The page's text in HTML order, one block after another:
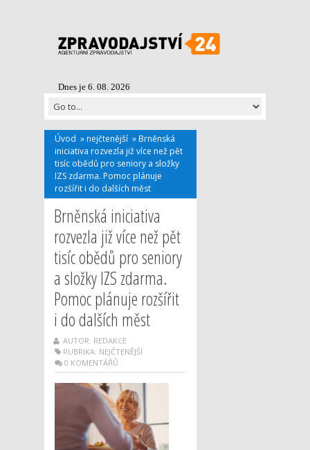
Dnes je 6. 08. 2026
Úvod » nejčtenější » Brněnská
iniciativa rozvezla již více než pět
tisíc obědů pro seniory a složky
IZS zdarma. Pomoc plánuje
rozšířit i do dalších měst
Brněnská iniciativa
rozvezla již více než pět
tisíc obědů pro seniory
a složky IZS zdarma.
Pomoc plánuje rozšířit
i do dalších měst
AUTOR: REDAKCE
RUBRIKA: NEJČTENĚJŠÍ
0 KOMENTÁŘŮ